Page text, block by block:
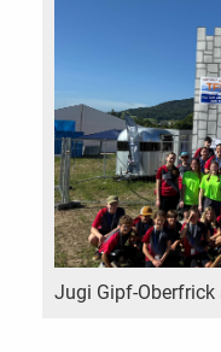
Jugi Gipf-Oberfrick